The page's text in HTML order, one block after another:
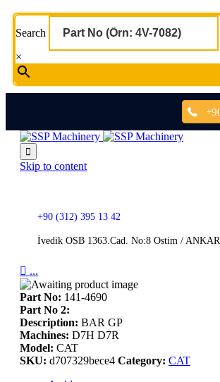
Search
×

Skip to content
+90 (312) 395 13 42
İvedik OSB 1363.Cad. No:8 Ostim /
 ...
Part No: 141-4690
Part No 2:
Description: BAR GP
Machines: D7H D7R
Model: CAT
SKU: d707329bece4 Category: CAT